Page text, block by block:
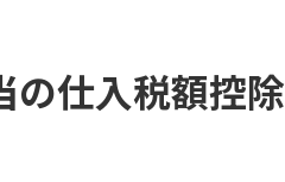
の仕入税額控除